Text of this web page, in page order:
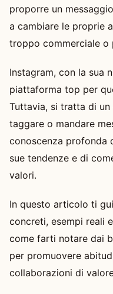
proporre un
a cambiare le proprie
troppo commerciale o
Instagram, con la sua
piattaforma top per
Tuttavia, si tratta di
taggare o mandare
conoscenza profonda
sue tendenze e di
valori.
In questo articolo ti
concreti, esempi reali
come farti notare dai
per promuovere
collaborazioni di